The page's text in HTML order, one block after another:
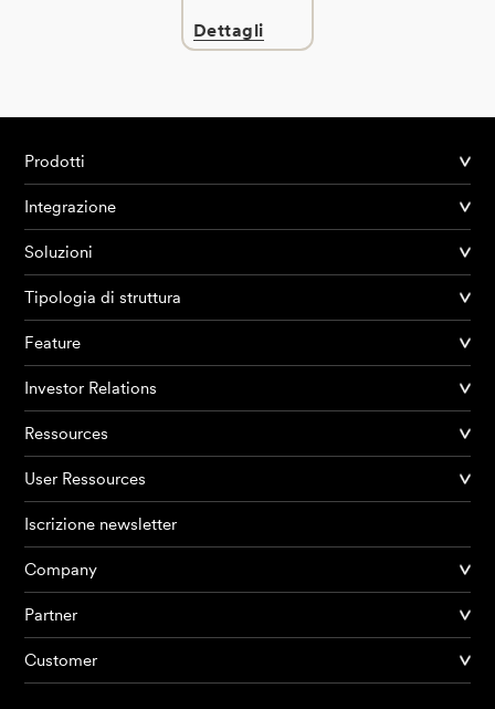
Prodotti
AI Agents
Dettagli
Prodotti
Integrazione
Soluzioni
Tipologia di struttura
Feature
Investor Relations
Ressources
User Ressources
Iscrizione newsletter
Company
Partner
Customer